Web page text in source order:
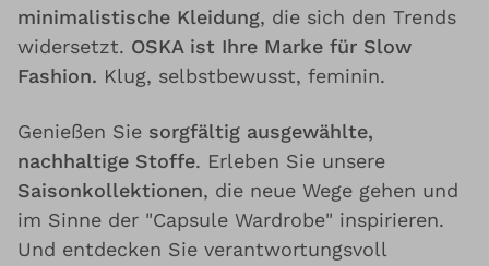
minimalistische Kleidung, die sich den Trends
widersetzt. OSKA ist Ihre Marke für Slow
Fashion. Klug, selbstbewusst, feminin.
Genießen Sie sorgfältig ausgewählte,
nachhaltige Stoffe. Erleben Sie unsere
Saisonkollektionen, die neue Wege gehen und
im Sinne der "Capsule Wardrobe" inspirieren.
Und entdecken Sie verantwortungsvoll